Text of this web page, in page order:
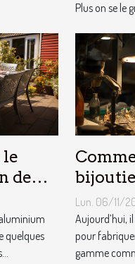
Plus on se le
le
de
?
quelques
Lun. 06/11/
Aujourd’hui,
pour
gamme